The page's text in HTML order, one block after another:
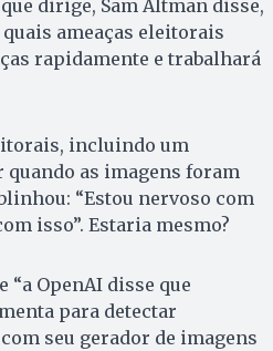
dirige, Sam Altman disse,
quais ameaças eleitorais
rapidamente e trabalhará
incluindo um
as imagens foram
“Estou nervoso com
isso”. Estaria mesmo?
“a OpenAI disse que
para detectar
seu gerador de imagens